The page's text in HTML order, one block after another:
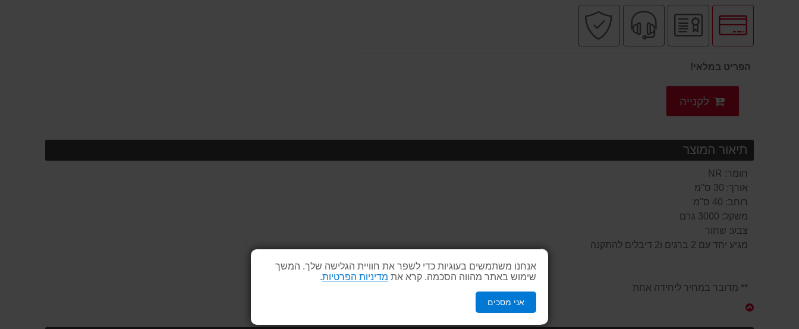
אנחנו משתמשים בעוגיות כדי לשפר את חוויית הגלישה שלך. המשך
שימוש באתר מהווה הסכמה. קרא את מדיניות הפרטיות
אני מסכים
לחץ
לאפשרויות
תשלומים
יבואן
רשמי
שירות
מקצועי
הפריט במלאי!
לקנייה
תיאור המוצר
חומר: NR
אורך: 30 ס"מ
רוחב: 40 ס"מ
משקל: 3000 גרם
צבע: שחור
מגיע יחד עם 2 ברגים ו2 דיבלים להתקנה
** מדובר במחיר ליחידה אחת